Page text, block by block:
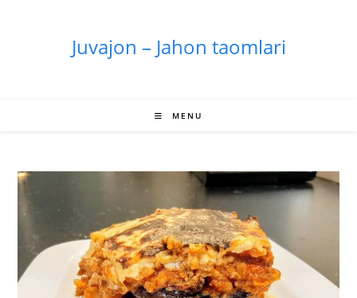
Juvajon – Jahon taomlari
MENU